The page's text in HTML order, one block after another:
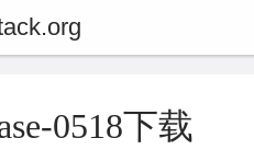
0518下载